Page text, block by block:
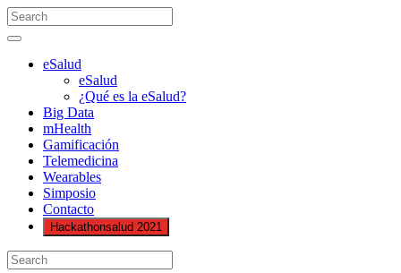
eSalud
eSalud
¿Qué es la eSalud?
Big Data
mHealth
Gamificación
Telemedicina
Wearables
Simposio
Contacto
Hackathonsalud 2021